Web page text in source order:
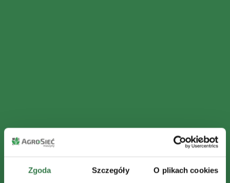
Zgoda Szczegóły O plikach cookies